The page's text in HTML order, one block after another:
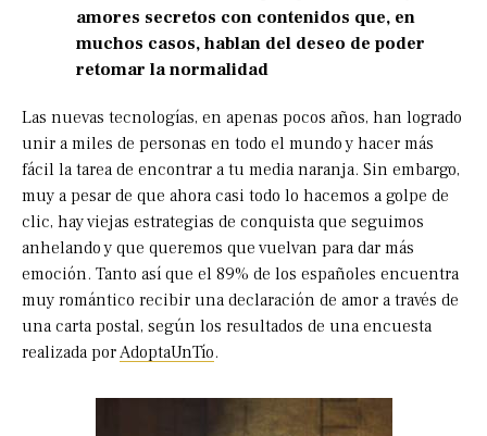
amores secretos con contenidos que, en
muchos casos, hablan del deseo de poder
retomar la normalidad
Las nuevas tecnologías, en apenas pocos años, han logrado
unir a miles de personas en todo el mundo y hacer más
fácil la tarea de encontrar a tu media naranja. Sin embargo,
muy a pesar de que ahora casi todo lo hacemos a golpe de
clic, hay viejas estrategias de conquista que seguimos
anhelando y que queremos que vuelvan para dar más
emoción. Tanto así que el 89% de los españoles encuentra
muy romántico recibir una declaración de amor a través de
una carta postal, según los resultados de una encuesta
realizada porAdoptaUnTío.